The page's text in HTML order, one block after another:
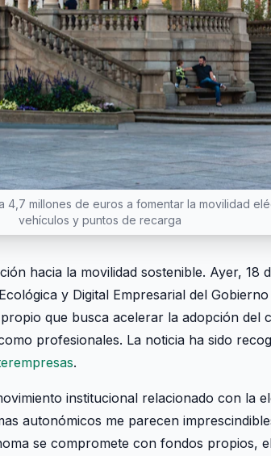
4,7 millones de euros a fomentar la movilidad
vehículos y puntos de recarga
hacia la movilidad sostenible. Ayer, 18
y Digital Empresarial del
que busca acelerar la adopción del
profesionales. La noticia ha sido
.
institucional relacionado con la
autonómicos me parecen
se compromete con fondos propios,